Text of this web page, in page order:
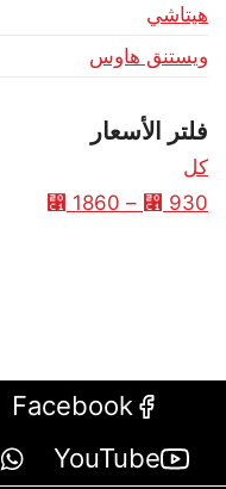
هيتاشي
ويستنق هاوس
فلتر الأسعار
كل
⃁ 930
–
⃁ 1860
Facebook
YouTube